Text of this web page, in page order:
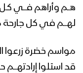
هــم وأراهم فـــي
لهـــم في كل جارحة
مواسم خضرة زرعوا
قد استلوا